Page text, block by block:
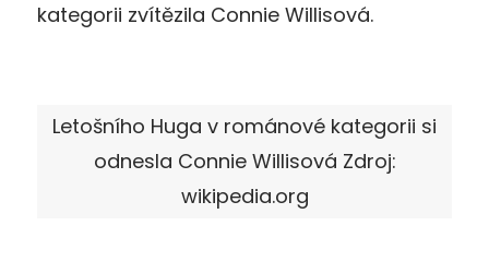
kategorii zvítězila Connie Willisová.
Letošního Huga v románové kategorii si
odnesla Connie Willisová Zdroj:
wikipedia.org